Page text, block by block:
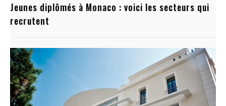
Jeunes diplômés à Monaco : voici les secteurs qui
recrutent